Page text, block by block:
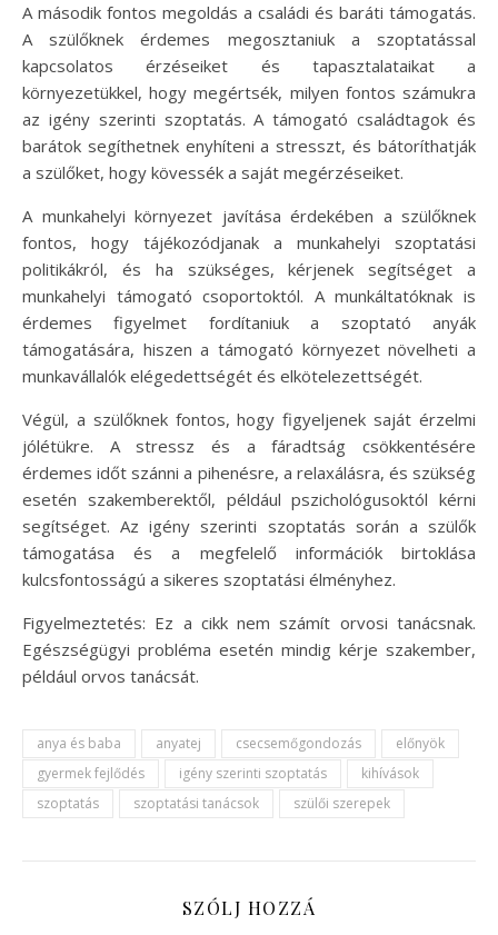
A második fontos megoldás a családi és baráti támogatás.
A szülőknek érdemes megosztaniuk a szoptatással
kapcsolatos érzéseiket és tapasztalataikat a
környezetükkel, hogy megértsék, milyen fontos számukra
az igény szerinti szoptatás. A támogató családtagok és
barátok segíthetnek enyhíteni a stresszt, és bátoríthatják
a szülőket, hogy kövessék a saját megérzéseiket.
A munkahelyi környezet javítása érdekében a szülőknek
fontos, hogy tájékozódjanak a munkahelyi szoptatási
politikákról, és ha szükséges, kérjenek segítséget a
munkahelyi támogató csoportoktól. A munkáltatóknak is
érdemes figyelmet fordítaniuk a szoptató anyák
támogatására, hiszen a támogató környezet növelheti a
munkavállalók elégedettségét és elkötelezettségét.
Végül, a szülőknek fontos, hogy figyeljenek saját érzelmi
jólétükre. A stressz és a fáradtság csökkentésére
érdemes időt szánni a pihenésre, a relaxálásra, és szükség
esetén szakemberektől, például pszichológusoktól kérni
segítséget. Az igény szerinti szoptatás során a szülők
támogatása és a megfelelő információk birtoklása
kulcsfontosságú a sikeres szoptatási élményhez.
Figyelmeztetés: Ez a cikk nem számít orvosi tanácsnak.
Egészségügyi probléma esetén mindig kérje szakember,
például orvos tanácsát.
anya és baba anyatej csecsemőgondozás
előnyök
gyermek fejlődés
igény szerinti szoptatás
kihívások
szoptatás
szoptatási tanácsok szülői szerepek
SZÓLJ HOZZÁ